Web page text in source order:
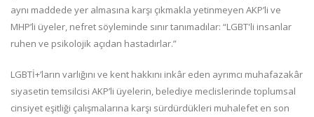
aynı maddede yer almasına karşı çıkmakla yetinmeyen AKP’li ve
MHP’li üyeler, nefret söyleminde sınır tanımadılar: “LGBT'li insanlar
ruhen ve psikolojik açıdan hastadırlar.”
LGBTİ+’ların varlığını ve kent hakkını inkâr eden ayrımcı muhafazakâr
siyasetin temsilcisi AKP’li üyelerin, belediye meclislerinde toplumsal
cinsiyet eşitliği çalışmalarına karşı sürdürdükleri muhalefet en son